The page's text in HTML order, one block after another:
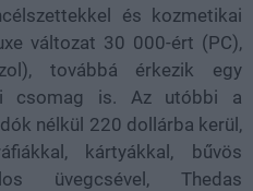
és kozmetikai
változat 30 000-ért (PC),
továbbá érkezik egy
csomag is. Az utóbbi a
nélkül 220 dollárba kerül,
kártyákkal, bűvös
üvegcsével, Thedas